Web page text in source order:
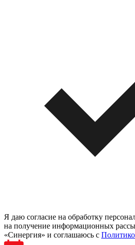
Я даю согласие на обработку
на получение информационных
«Синергия» и соглашаюсь c